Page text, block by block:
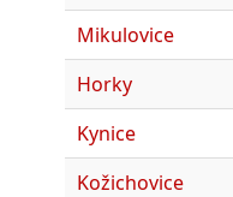
Mikulovice
Horky
Kynice
Kožichovice